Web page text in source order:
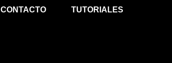
CONTACTO TUTORIALES